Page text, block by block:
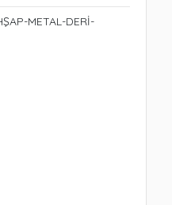
METAL-DERİ-